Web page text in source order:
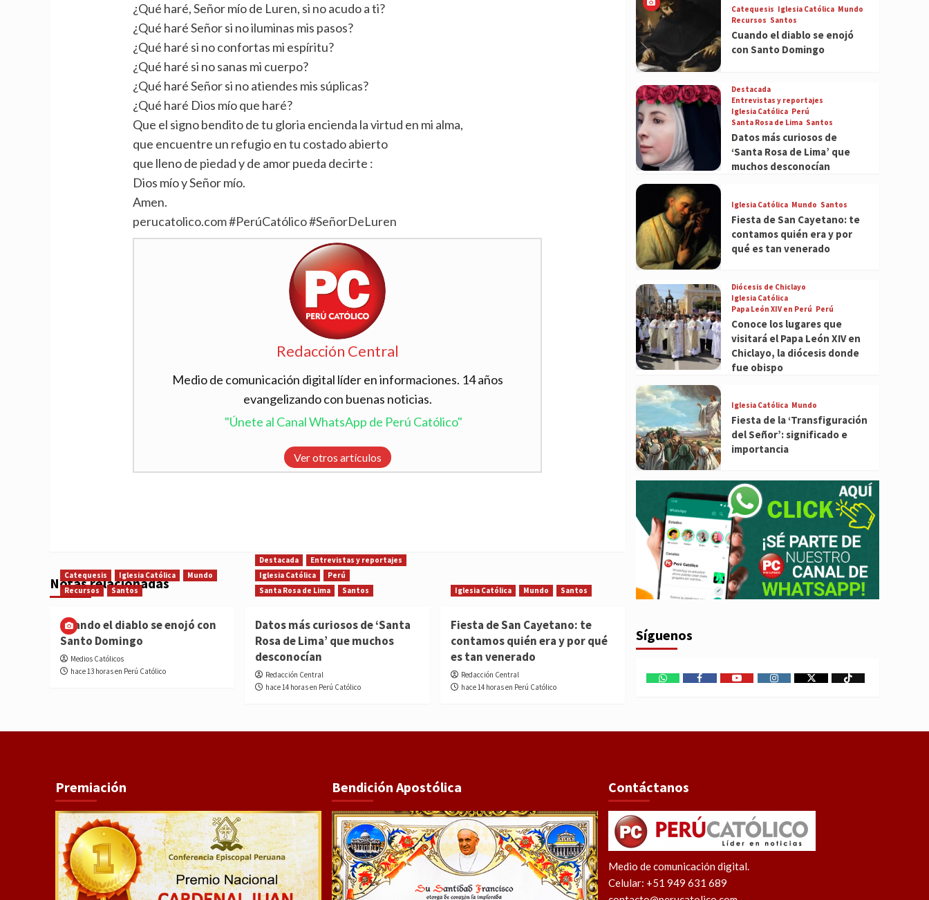
¿Qué haré, Señor mío de Luren, si no acudo a ti?
¿Qué haré Señor si no iluminas mis pasos?
¿Qué haré si no confortas mi espíritu?
¿Qué haré si no sanas mi cuerpo?
¿Qué haré Señor si no atiendes mis súplicas?
¿Qué haré Dios mío que haré?
Que el signo bendito de tu gloria encienda la virtud en mi alma,
que encuentre un refugio en tu costado abierto
que lleno de piedad y de amor pueda decirte :
Dios mío y Señor mío.
Amen.
perucatolico.com#PerúCatólico#SeñorDeLuren
Redacción Central
Medio de comunicación digital líder en informaciones. 14 años
evangelizando con buenas noticias.
"Únete al Canal WhatsApp de Perú Católico"
Ver otros artículos
Notas relacionadas
Catequesis Iglesia Católica
Mundo
Recursos
Santos
Cuando el diablo se enojó con
Santo Domingo
Medios Católicos
hace 13 horas en Perú Católico
Destacada
Entrevistas y reportajes
Iglesia Católica
Perú
Santa Rosa de Lima
Santos
Datos más curiosos de ‘Santa
Rosa de Lima’ que muchos
desconocían
Redacción Central
hace 14 horas en Perú Católico
Iglesia Católica Mundo Santos
Fiesta de San Cayetano: te
contamos quién era y por qué
es tan venerado
Redacción Central
hace 14 horas en Perú Católico
Catequesis Iglesia Católica Mundo
Recursos Santos
Cuando el diablo se enojó
con Santo Domingo
Destacada
Entrevistas y reportajes
Iglesia Católica Perú
Santa Rosa de Lima Santos
Datos más curiosos de
‘Santa Rosa de Lima’ que
muchos desconocían
Iglesia Católica Mundo Santos
Fiesta de San Cayetano: te
contamos quién era y por
qué es tan venerado
Diócesis de Chiclayo
Iglesia Católica
Papa León XIV en Perú Perú
Conoce los lugares que
visitará el Papa León XIV en
Chiclayo, la diócesis donde
fue obispo
Iglesia Católica Mundo
Fiesta de la ‘Transfiguración
del Señor’: significado e
importancia
Síguenos
WhatsAppFacebookYoutubeInstagram
X TikTok
Premiación Bendición Apostólica Contáctanos
Medio de comunicación digital.
Celular: +51 949 631 689